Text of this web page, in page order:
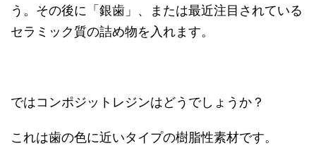
う。その後に「銀歯」、または最近注目されている
セラミック質の詰め物を入れます。
ではコンポジットレジンはどうでしょうか？
これは歯の色に近いタイプの樹脂性素材です。